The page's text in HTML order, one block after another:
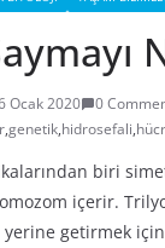
Ocak 2020
0
,genetik,hidrosefali,
biri
içerir.
getirmek